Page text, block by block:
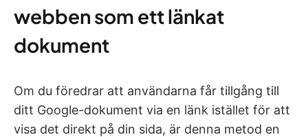
webben som ett länkat
dokument
Om du föredrar att användarna får tillgång till
ditt Google-dokument via en länk istället för att
visa det direkt på din sida, är denna metod en